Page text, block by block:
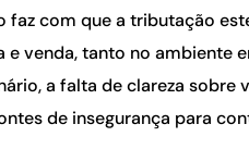
faz com que a tributação
venda, tanto no ambiente
a falta de clareza sobre
de insegurança para